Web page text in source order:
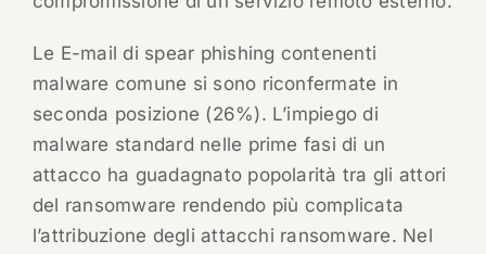
Le E-mail di spear phishing contenenti
malware comune si sono riconfermate in
seconda posizione (26%). L’impiego di
malware standard nelle prime fasi di un
attacco ha guadagnato popolarità tra gli attori
del ransomware rendendo più complicata
l’attribuzione degli attacchi ransomware. Nel